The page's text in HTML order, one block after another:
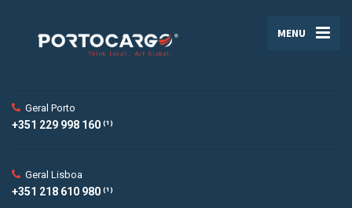
MENU
Geral Porto
+351 229 998 160 ⁽¹⁾
Geral Lisboa
+351 218 610 980 ⁽¹⁾